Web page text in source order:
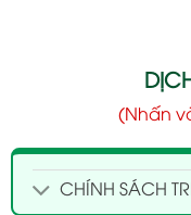
(Nhấn
CHÍNH SÁCH